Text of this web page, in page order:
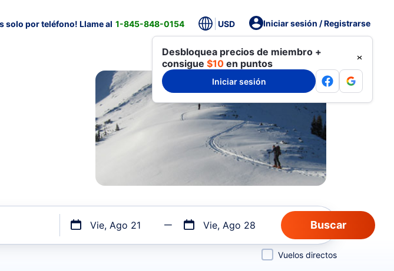
solo por teléfono! Llame al 1-845-848-0154 USD Iniciar sesión / Registrarse
Desbloquea precios de miembro +
consigue $10 en puntos
Iniciar sesión
Vie, Ago 21 Vie, Ago 28
Vuelos directos